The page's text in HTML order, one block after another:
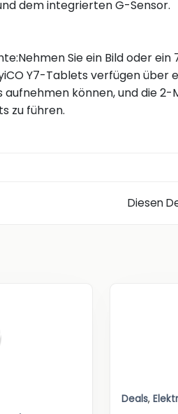
dem integrierten G-Sensor.
Sie ein Bild oder ein
Y7-Tablets verfügen über
aufnehmen können, und die
zu führen.
Diesen
Deals,